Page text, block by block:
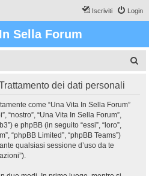
Login
Iscriviti
Sella Forum
dei dati personali
come “Una Vita In Sella Forum”
“nostro”, “Una Vita In Sella Forum”,
e phpBB (in seguito “essi”, “loro”,
“phpBB Limited”, “phpBB Teams”)
qualsiasi sessione d’uso da te